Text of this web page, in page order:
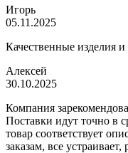
Игорь
05.11.2025
Качественные изделия и
Алексей
30.10.2025
Компания
Поставки идут точно в
товар соответствует
заказам, все